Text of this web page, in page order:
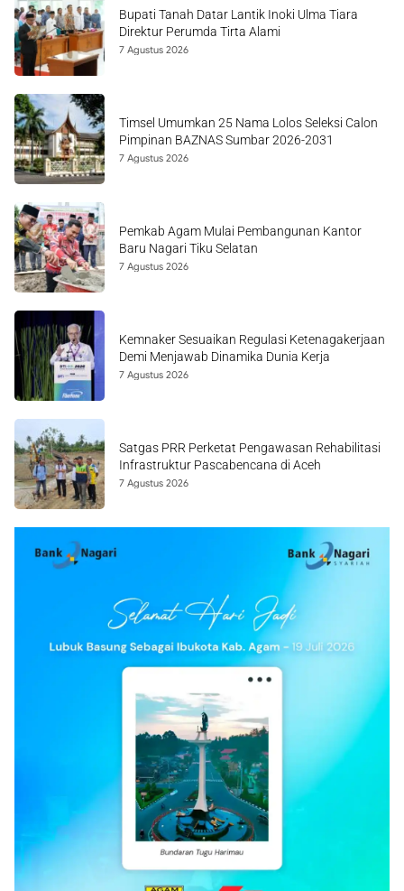
Bupati Tanah Datar Lantik Inoki Ulma Tiara
Direktur Perumda Tirta Alami
7 Agustus 2026
Timsel Umumkan 25 Nama Lolos Seleksi Calon
Pimpinan BAZNAS Sumbar 2026-2031
7 Agustus 2026
Pemkab Agam Mulai Pembangunan Kantor
Baru Nagari Tiku Selatan
7 Agustus 2026
Kemnaker Sesuaikan Regulasi Ketenagakerjaan
Demi Menjawab Dinamika Dunia Kerja
7 Agustus 2026
Satgas PRR Perketat Pengawasan Rehabilitasi
Infrastruktur Pascabencana di Aceh
7 Agustus 2026